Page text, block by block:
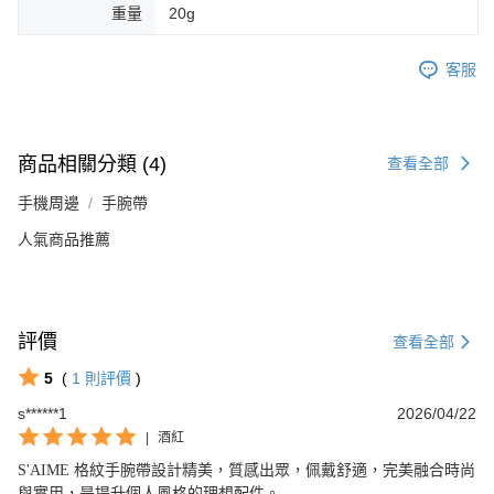
重量 20g
客服
商品相關分類 (4) 查看全部
手機周邊 手腕帶
人氣商品推薦
評價 查看全部
5 ( 1 則評價 )
s******1
2026/04/22
酒紅
S'AIME 格紋手腕帶設計精美，質感出眾，佩戴舒適，完美融合時尚